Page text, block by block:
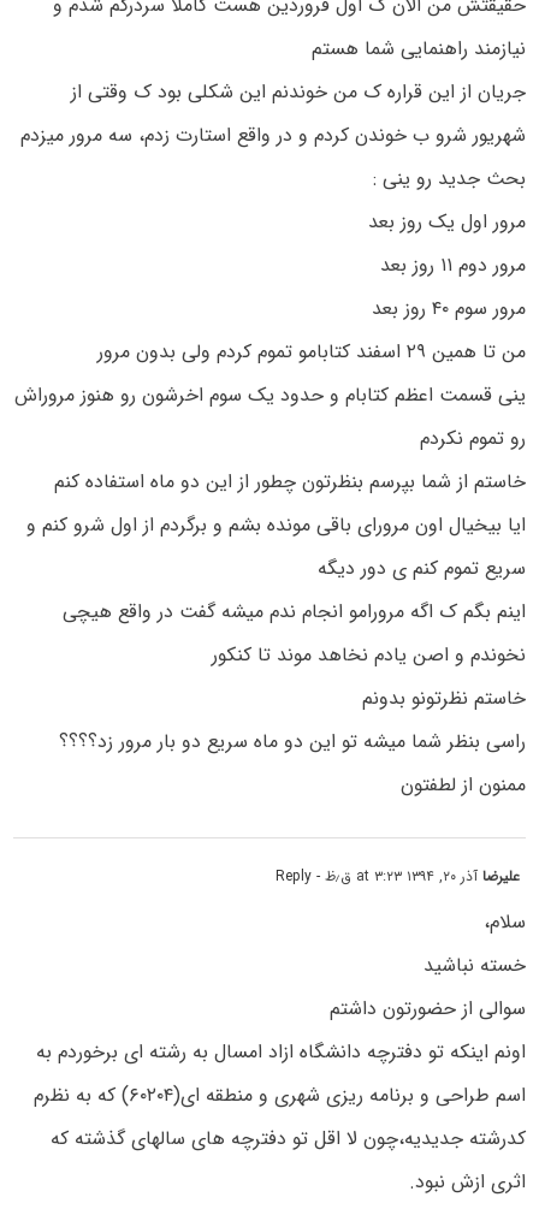
نیازمند راهنمایی شما هستم
جریان از این قراره ک من خوندنم این شکلی بود ک وقتی از
شهریور شرو ب خوندن کردم و در واقع استارت زدم، سه مرور میزدم
بحث جدید رو ینی :
مرور اول یک روز بعد
مرور دوم ۱۱ روز بعد
مرور سوم ۴۰ روز بعد
من تا همین ۲۹ اسفند کتابامو تموم کردم ولی بدون مرور
ینی قسمت اعظم کتابام و حدود یک سوم اخرشون رو هنوز مروراش
رو تموم نکردم
خاستم از شما بپرسم بنظرتون چطور از این دو ماه استفاده کنم
ایا بیخیال اون مرورای باقی مونده بشم و برگردم از اول شرو کنم و
سریع تموم کنم ی دور دیگه
اینم بگم ک اگه مرورامو انجام ندم میشه گفت در واقع هیچی
نخوندم و اصن یادم نخاهد موند تا کنکور
خاستم نظرتونو بدونم
راسی بنظر شما میشه تو این دو ماه سریع دو بار مرور زد؟؟؟؟
ممنون از لطفتون
علیرضاآذر ۲۰, ۱۳۹۴ at ۳:۲۳ ق٫ظ - Reply
سلام،
خسته نباشید
سوالی از حضورتون داشتم
اونم اینکه تو دفترچه دانشگاه ازاد امسال به رشته ای برخوردم به
اسم طراحی و برنامه ریزی شهری و منطقه ای(۶۰۲۰۴) که به نظرم
کدرشته جدیدیه،چون لا اقل تو دفترچه های سالهای گذشته که
اثری ازش نبود.